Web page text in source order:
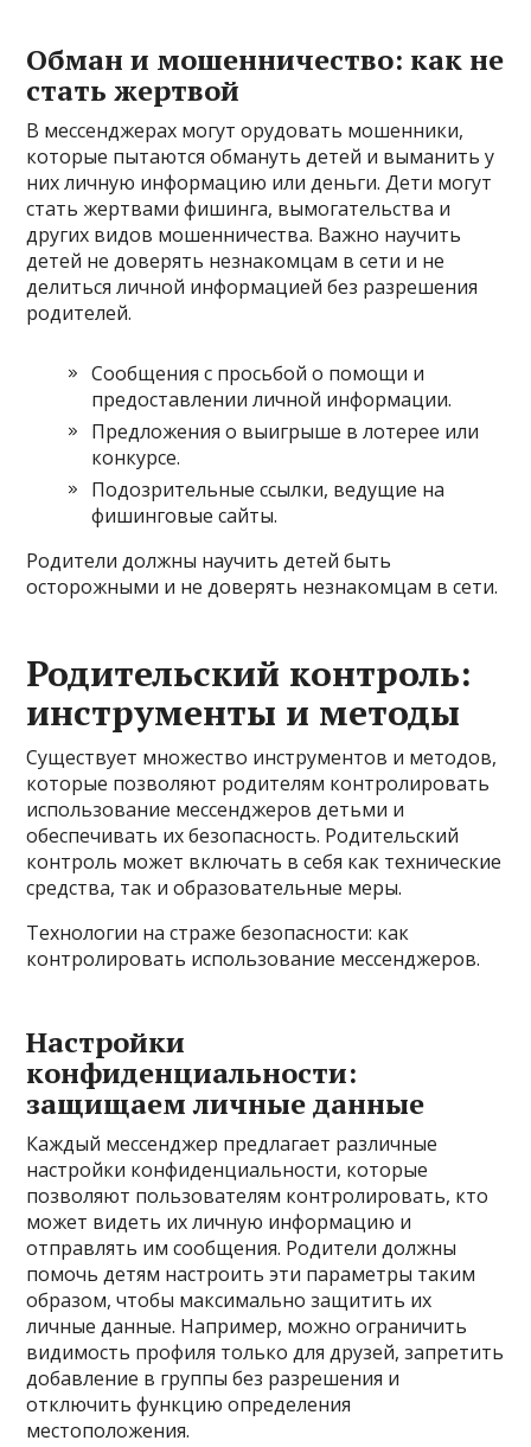
Обман и мошенничество: как не
стать жертвой
В мессенджерах могут орудовать мошенники,
которые пытаются обмануть детей и выманить у
них личную информацию или деньги. Дети могут
стать жертвами фишинга, вымогательства и
других видов мошенничества. Важно научить
детей не доверять незнакомцам в сети и не
делиться личной информацией без разрешения
родителей.
Сообщения с просьбой о помощи и
предоставлении личной информации.
Предложения о выигрыше в лотерее или
конкурсе.
Подозрительные ссылки, ведущие на
фишинговые сайты.
Родители должны научить детей быть
осторожными и не доверять незнакомцам в сети.
Родительский контроль:
инструменты и методы
Существует множество инструментов и методов,
которые позволяют родителям контролировать
использование мессенджеров детьми и
обеспечивать их безопасность. Родительский
контроль может включать в себя как технические
средства, так и образовательные меры.
Технологии на страже безопасности: как
контролировать использование мессенджеров.
Настройки
конфиденциальности:
защищаем личные данные
Каждый мессенджер предлагает различные
настройки конфиденциальности, которые
позволяют пользователям контролировать, кто
может видеть их личную информацию и
отправлять им сообщения. Родители должны
помочь детям настроить эти параметры таким
образом, чтобы максимально защитить их
личные данные. Например, можно ограничить
видимость профиля только для друзей, запретить
добавление в группы без разрешения и
отключить функцию определения
местоположения.